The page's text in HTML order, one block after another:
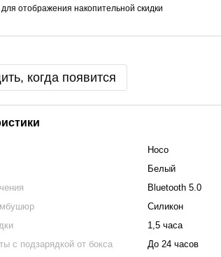
для отображения накопительной скидки
когда появится
Hoco
Белый
Bluetooth 5.0
Силикон
1,5 часа
с подзарядкой от бокса
До 24 часов